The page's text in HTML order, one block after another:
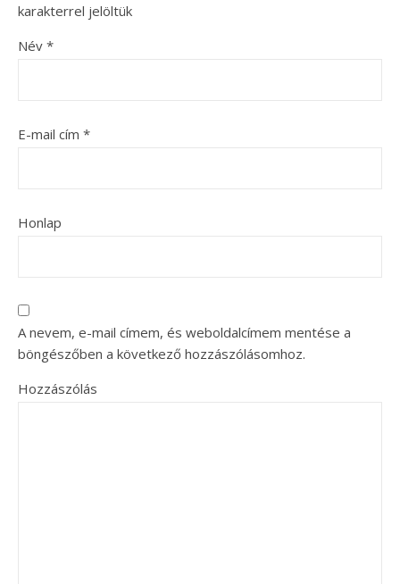
karakterrel jelöltük
Név *
E-mail cím *
Honlap
A nevem, e-mail címem, és weboldalcímem mentése a
böngészőben a következő hozzászólásomhoz.
Hozzászólás